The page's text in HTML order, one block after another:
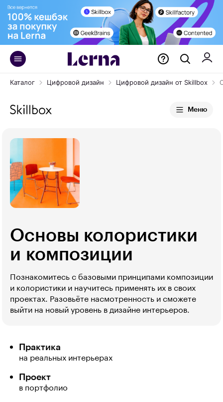
Каталог Цифровой дизайн Цифровой дизайн от Skillbox
Меню
Основы колористики
и композиции
Познакомитесь с базовыми принципами композиции
и колористики и научитесь применять их в своих
проектах. Разовьёте насмотренность и сможете
выйти на новый уровень в дизайне интерьеров.
Практика
на реальных интерьерах
Проект
в портфолио